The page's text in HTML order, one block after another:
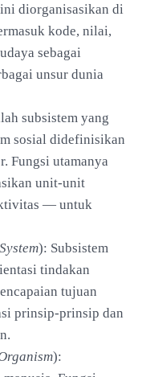
diorganisasikan di
kode, nilai,
sebagai
unsur dunia
subsistem yang
sosial didefinisikan
Fungsi utamanya
unit-unit
— untuk
): Subsistem
tindakan
tujuan
prinsip-prinsip dan
):